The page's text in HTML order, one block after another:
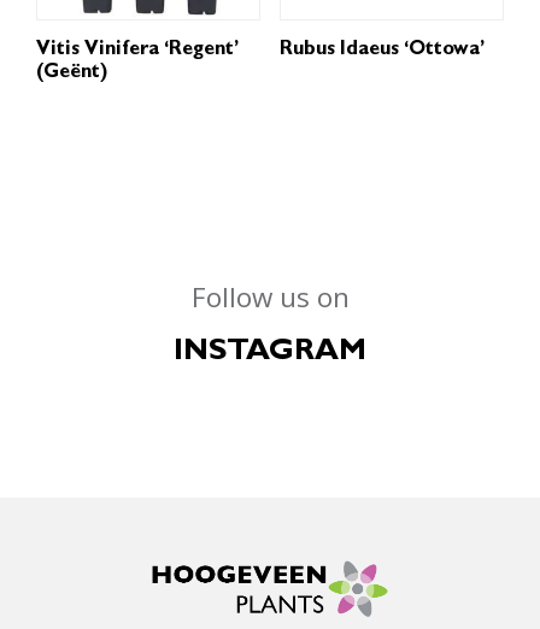
Vitis Vinifera ‘Regent’
(geënt)
Rubus Idaeus ‘Ottowa’
Follow us on
INSTAGRAM